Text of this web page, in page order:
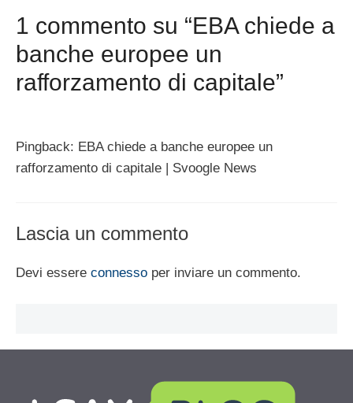
1 commento su “EBA chiede a
banche europee un
rafforzamento di capitale”
Pingback: EBA chiede a banche europee un
rafforzamento di capitale | Svoogle News
Lascia un commento
Devi essere connesso per inviare un commento.